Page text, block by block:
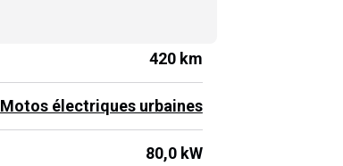
420 km
Motos électriques urbaines
80,0 kW